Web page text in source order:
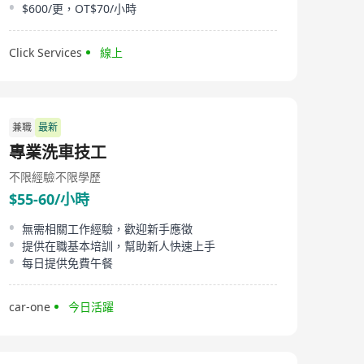
$600/更，OT$70/小時
Click Services 線上
兼職 最新
專業洗車技工
不限經驗不限學歷
$55-60/小時
無需相關工作經驗，歡迎新手應徵
提供在職基本培訓，幫助新人快速上手
每日提供免費午餐
car-one 今日活躍